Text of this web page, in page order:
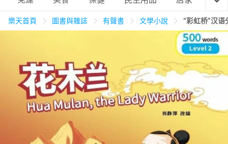
民生用品
居家生活 3C家電 運動休閒 親子玩具
女裝 男裝 化妝保養 情趣用品
樂天首頁 圖書與雜誌 有聲書 文學小說 “彩虹桥”汉